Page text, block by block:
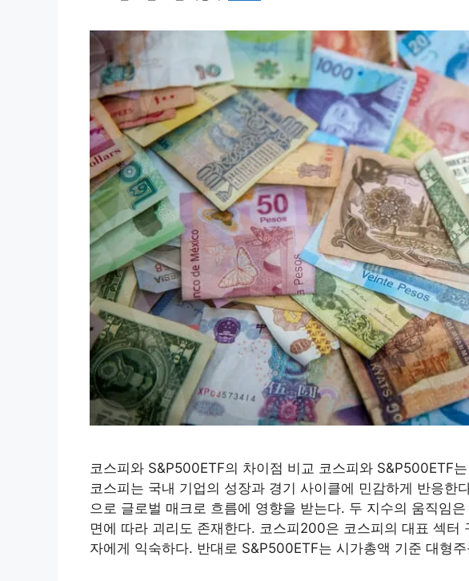
코스피와 S&P500ETF의 차이점 비교 코스피와 S&P500ETF
코스피는 국내 기업의 성장과 경기 사이클에 민감하게 반응한
으로 글로벌 매크로 흐름에 영향을 받는다. 두 지수의 움직임
면에 따라 괴리도 존재한다. 코스피200은 코스피의 대표 섹터
자에게 익숙하다. 반대로 S&P500ETF는 시가총액 기준 대형